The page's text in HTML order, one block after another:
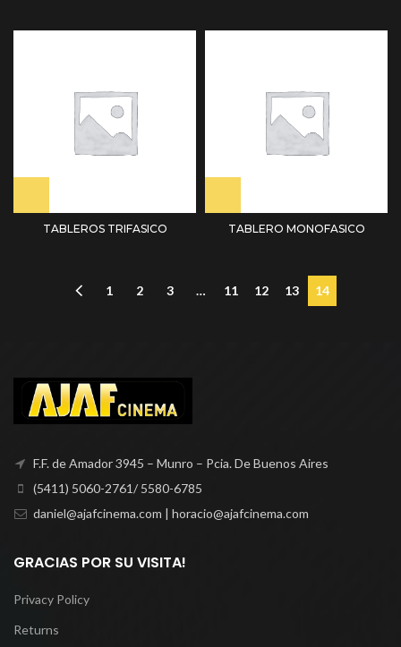
TABLEROS TRIFASICO TABLERO MONOFASICO
1 2 3 … 11 12 13 14
F.F. de Amador 3945 – Munro – Pcia. De Buenos Aires
(5411) 5060-2761/ 5580-6785
daniel@ajafcinema.com | horacio@ajafcinema.com
GRACIAS POR SU VISITA!
Privacy Policy
Returns